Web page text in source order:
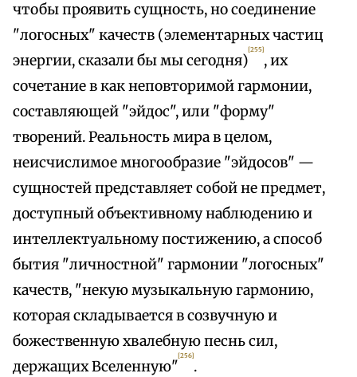
чтобы проявить сущность, но соединение
"логосных" качеств (элементарных частиц
энергии, сказали бы мы сегодня)
[255]
, их
сочетание в как неповторимой гармонии,
составляющей "эйдос", или "форму"
творений. Реальность мира в целом,
неисчислимое многообразие "эйдосов" —
сущностей представляет собой не предмет,
доступный объективному наблюдению и
интеллектуальному постижению, а способ
бытия "личностной" гармонии "логосных"
качеств, "некую музыкальную гармонию,
которая складывается в созвучную и
божественную хвалебную песнь сил,
держащих Вселенную"
[256]
.